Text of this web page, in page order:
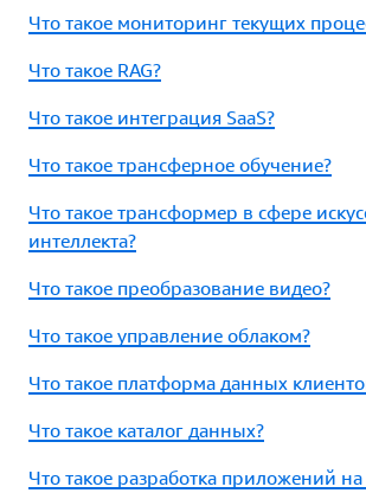
Что такое мониторинг текущих
Что такое RAG?
Что такое интеграция SaaS?
Что такое трансферное обучение?
Что такое трансформер в сфере
интеллекта?
Что такое преобразование видео?
Что такое управление облаком?
Что такое платформа данных
Что такое каталог данных?
Что такое разработка приложений